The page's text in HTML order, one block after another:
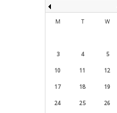
M T W
3 4 5
10 11 12
17 18 19
24 25 26